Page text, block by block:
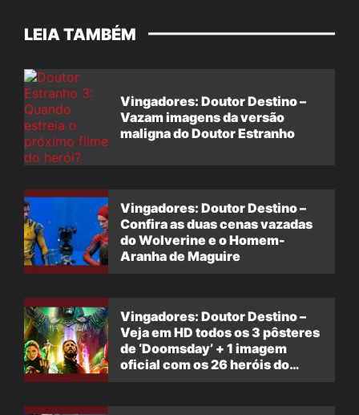
LEIA TAMBÉM
Vingadores: Doutor Destino –
Vazam imagens da versão
maligna do Doutor Estranho
Vingadores: Doutor Destino –
Confira as duas cenas vazadas
do Wolverine e o Homem-
Aranha de Maguire
Vingadores: Doutor Destino –
Veja em HD todos os 3 pôsteres
de ‘Doomsday’ + 1 imagem
oficial com os 26 heróis do